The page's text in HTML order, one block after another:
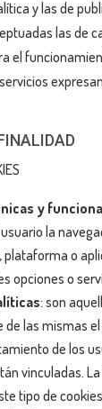
y las de
las de
el
y
la
plataforma o
opciones o
: son
de las mismas
de los
vinculadas.
tipo de